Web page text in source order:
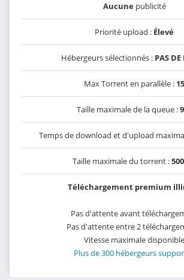
Aucunepublicité
Priorité upload : Élevé
Hébergeurs sélectionnés : PAS
Max Torrent en parallèle : 15
Taille maximale de la queue :
Temps de download et d'upload
Taille maximale du torrent :
Téléchargement premium
Pas d'attente avant
Pas d'attente entre 2
Vitesse maximale disponible
Plus de 300 hébergeurs